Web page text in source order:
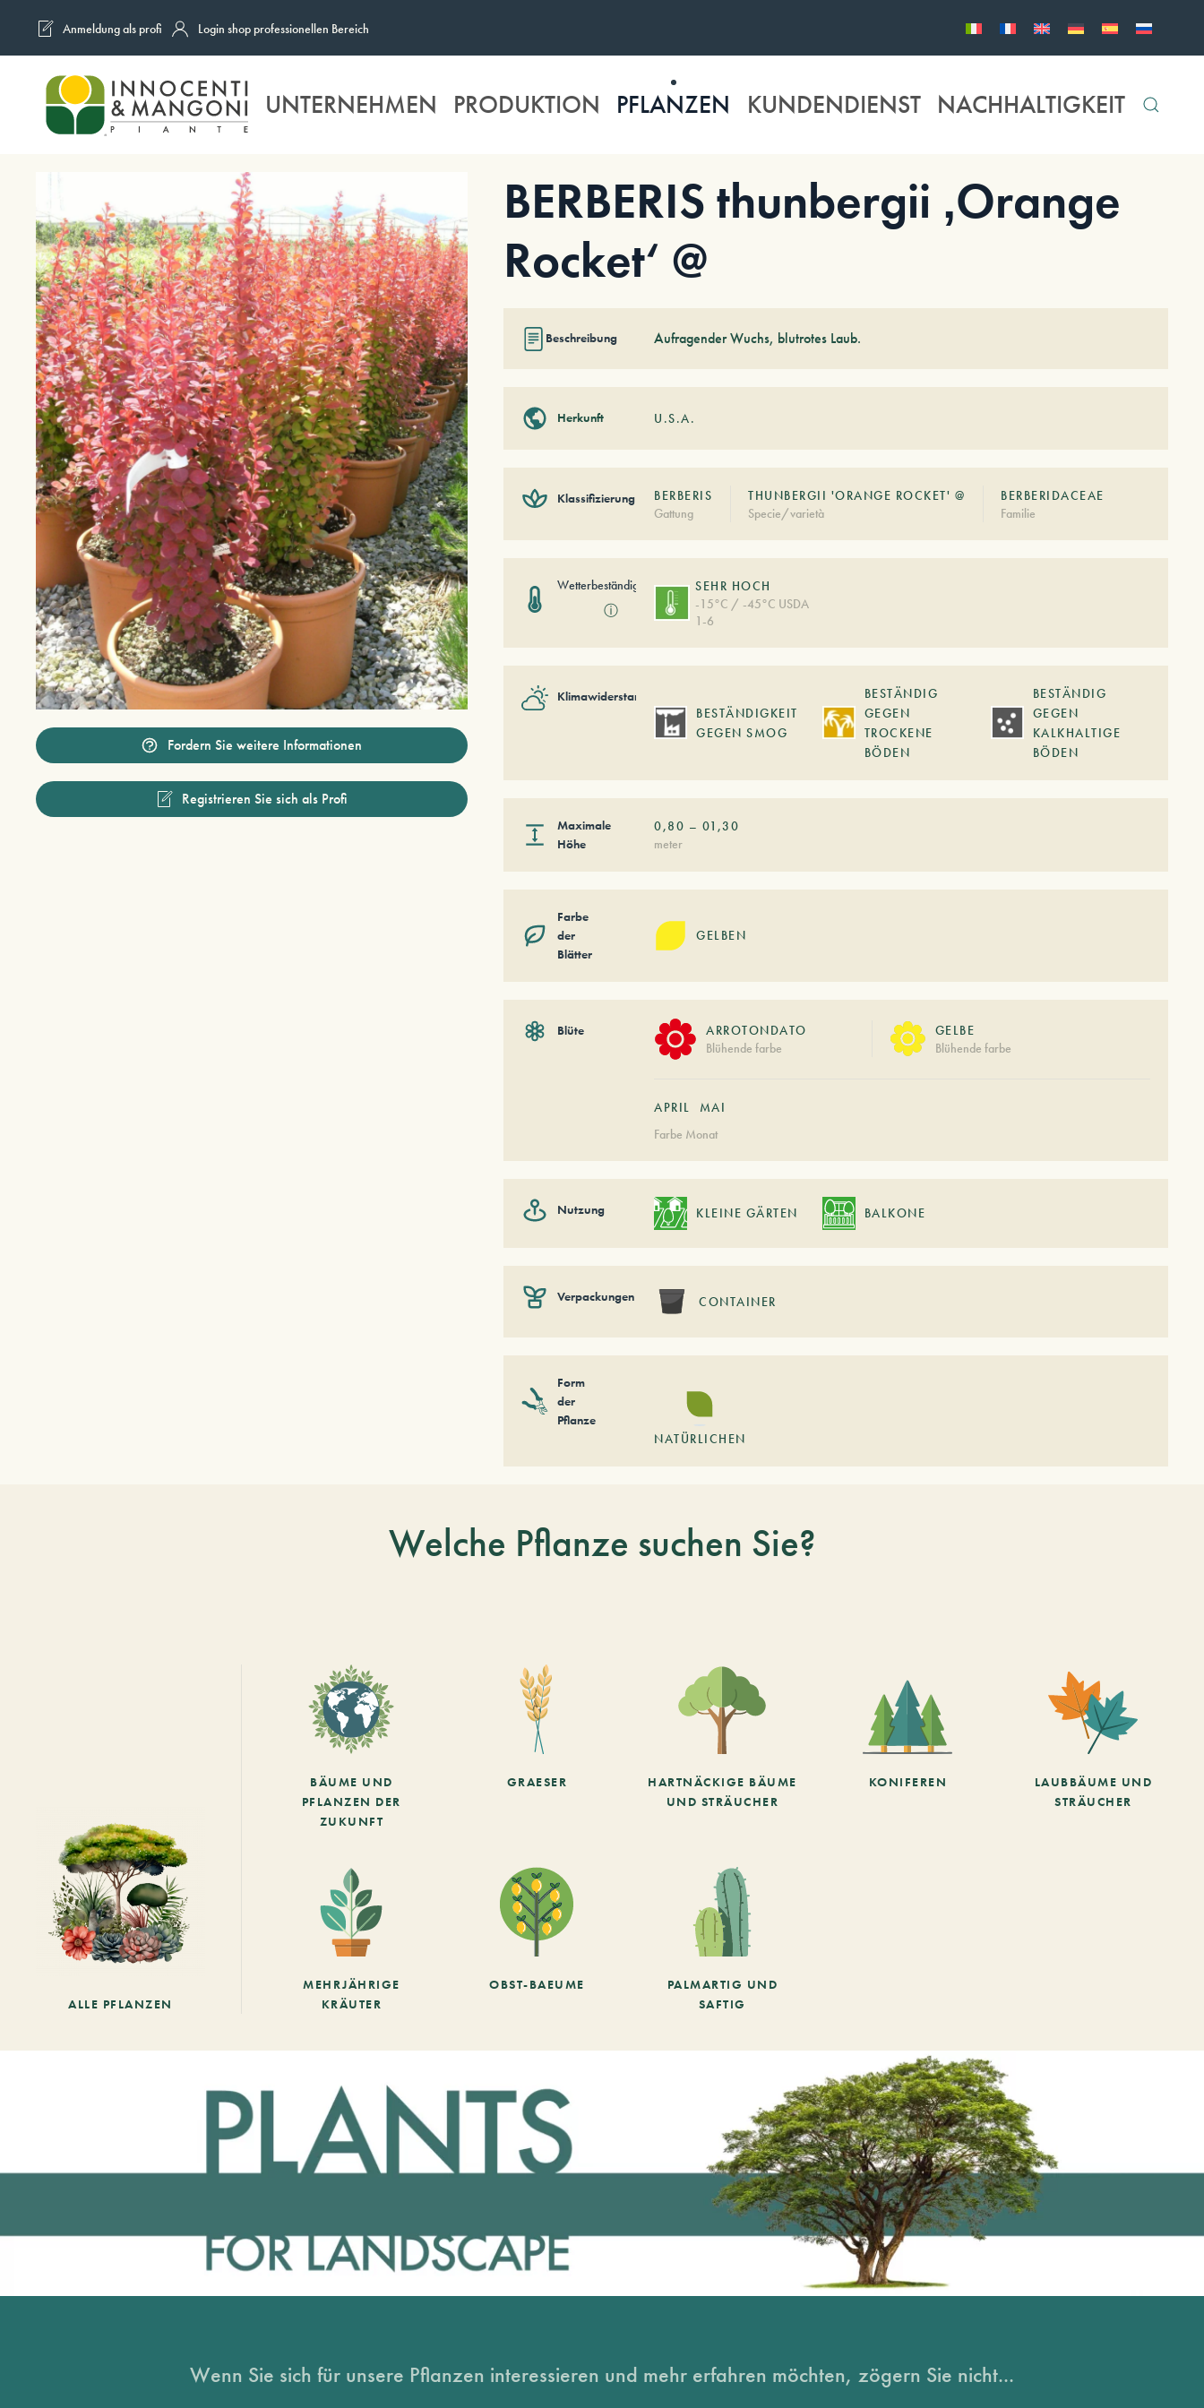
Skip to main content
Anmeldung als profi Login shop professionellen Bereich
UNTERNEHMEN PRODUKTION PFLANZEN KUNDENDIENST NACHHALTIGKEIT
Fordern Sie weitere Informationen
Registrieren Sie sich als Profi
BERBERIS thunbergii ‚Orange
Rocket‘ @
Beschreibung Aufragender Wuchs, blutrotes Laub.
Herkunft U.S.A.
Klassifizierung
BERBERIS
Gattung
THUNBERGII 'ORANGE ROCKET' @
Specie/varietà
BERBERIDACEAE
Familie
Wetterbeständigkeit
ⓘ
SEHR HOCH
-15°C / -45°C USDA
1-6
Klimawiderstand
BESTÄNDIGKEIT
GEGEN SMOG
BESTÄNDIG
GEGEN
TROCKENE
BÖDEN
BESTÄNDIG
GEGEN
KALKHALTIGE
BÖDEN
Maximale
Höhe
0,80 – 01,30
meter
Farbe
der
Blätter
GELBEN
Blüte
ARROTONDATO
Blühende farbe
GELBE
Blühende farbe
APRIL
MAI
Farbe Monat
Nutzung KLEINE GÄRTEN BALKONE
Verpackungen CONTAINER
Form
der
Pflanze
NATÜRLICHEN
Welche Pflanze suchen Sie?
ALLE PFLANZEN
BÄUME UND
PFLANZEN DER
ZUKUNFT
GRAESER
HARTNÄCKIGE BÄUME
UND STRÄUCHER
KONIFEREN
LAUBBÄUME UND
STRÄUCHER
MEHRJÄHRIGE
KRÄUTER
OBST-BAEUME
PALMARTIG UND
SAFTIG
Wenn Sie sich für unsere Pflanzen interessieren und mehr erfahren möchten, zögern Sie nicht...